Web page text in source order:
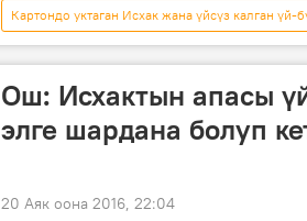
Картондо уктаган Исхак жана үйсүз калган үй-
бала
ата картон
Ош: Исхактын апасы
элге шардана болуп
20 Аяк оона 2016, 22:04